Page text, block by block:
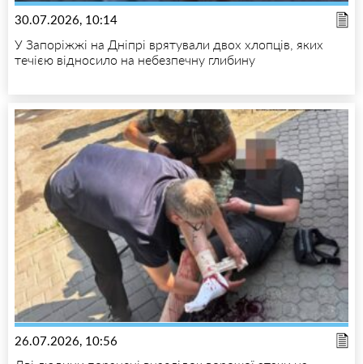
30.07.2026, 10:14
У Запоріжжі на Дніпрі врятували двох хлопців, яких
течією відносило на небезпечну глибину
26.07.2026, 10:56